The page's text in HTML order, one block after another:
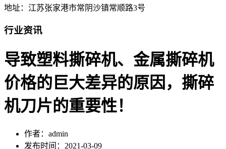
地址：江苏张家港市常阴沙镇常顺路3号
行业资讯
导致塑料撕碎机、金属撕碎机
价格的巨大差异的原因，撕碎
机刀片的重要性！
作者：admin
发布时间：2021-03-09